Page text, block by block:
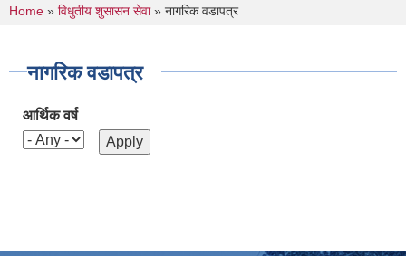
You are here
Home » विधुतीय शुसासन सेवा» नागरिक वडापत्र
नागरिक वडापत्र
आर्थिक वर्ष